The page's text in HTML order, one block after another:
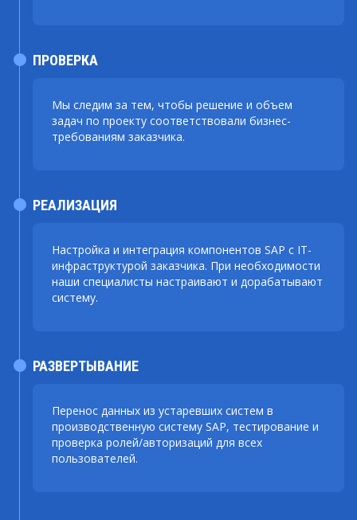
Мы следим за тем, чтобы решение и объем
задач по проекту соответствовали бизнес-
требованиям заказчика.
ПРОВЕРКА
Настройка и интеграция компонентов SAP с IT-
инфраструктурой заказчика. При необходимости
наши специалисты настраивают и дорабатывают
систему.
РЕАЛИЗАЦИЯ
Перенос данных из устаревших систем в
производственную систему SAP, тестирование и
проверка ролей/авторизаций для всех
пользователей.
РАЗВЕРТЫВАНИЕ